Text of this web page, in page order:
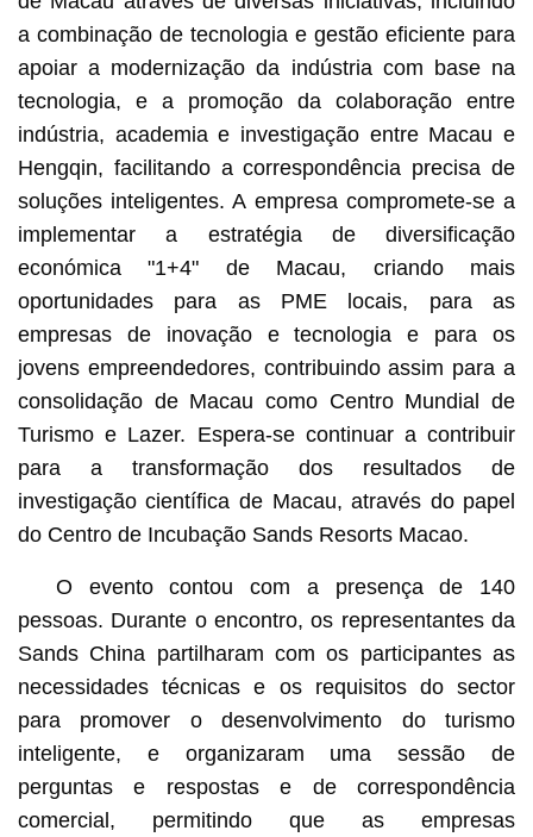
a combinação de tecnologia e gestão eficiente para
apoiar a modernização da indústria com base na
tecnologia, e a promoção da colaboração entre
indústria, academia e investigação entre Macau e
Hengqin, facilitando a correspondência precisa de
soluções inteligentes. A empresa compromete-se a
implementar a estratégia de diversificação
económica "1+4" de Macau, criando mais
oportunidades para as PME locais, para as
empresas de inovação e tecnologia e para os
jovens empreendedores, contribuindo assim para a
consolidação de Macau como Centro Mundial de
Turismo e Lazer. Espera-se continuar a contribuir
para a transformação dos resultados de
investigação científica de Macau, através do papel
do Centro de Incubação Sands Resorts Macao.
O evento contou com a presença de 140
pessoas. Durante o encontro, os representantes da
Sands China partilharam com os participantes as
necessidades técnicas e os requisitos do sector
para promover o desenvolvimento do turismo
inteligente, e organizaram uma sessão de
perguntas e respostas e de correspondência
comercial, permitindo que as empresas